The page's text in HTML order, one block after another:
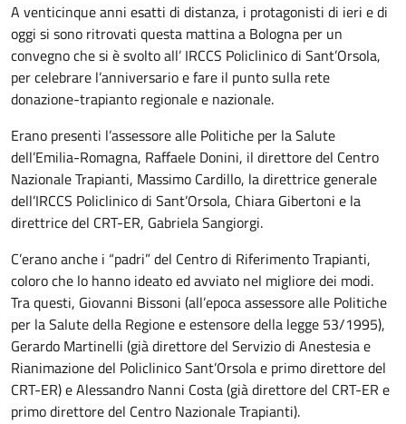
A venticinque anni esatti di distanza, i protagonisti di ieri e di
oggi si sono ritrovati questa mattina a Bologna per un
convegno che si è svolto all’ IRCCS Policlinico di Sant’Orsola,
per celebrare l’anniversario e fare il punto sulla rete
donazione-trapianto regionale e nazionale.
Erano presenti l’assessore alle Politiche per la Salute
dell’Emilia-Romagna, Raffaele Donini, il direttore del Centro
Nazionale Trapianti, Massimo Cardillo, la direttrice generale
dell’IRCCS Policlinico di Sant’Orsola, Chiara Gibertoni e la
direttrice del CRT-ER, Gabriela Sangiorgi.
C’erano anche i “padri” del Centro di Riferimento Trapianti,
coloro che lo hanno ideato ed avviato nel migliore dei modi.
Tra questi, Giovanni Bissoni (all’epoca assessore alle Politiche
per la Salute della Regione e estensore della legge 53/1995),
Gerardo Martinelli (già direttore del Servizio di Anestesia e
Rianimazione del Policlinico Sant’Orsola e primo direttore del
CRT-ER) e Alessandro Nanni Costa (già direttore del CRT-ER e
primo direttore del Centro Nazionale Trapianti).